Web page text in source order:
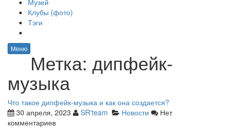
Музей
Клубы (фото)
Тэги
Меню
Метка: дипфейк-
музыка
Что такое дипфейк-музыка и как она создается?
30 апреля, 2023
SR'team Новости
Нет
комментариев